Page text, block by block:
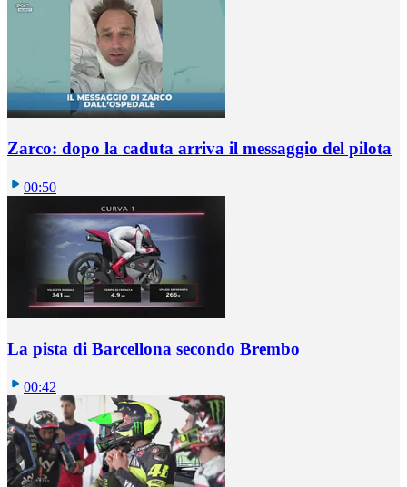
Zarco: dopo la caduta arriva il messaggio del pilota
00:50
La pista di Barcellona secondo Brembo
00:42